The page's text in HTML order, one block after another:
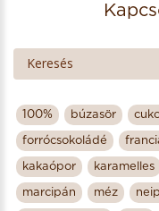
100% búzasör
forrócsokoládé
kakaópor karamelles
marcipán méz